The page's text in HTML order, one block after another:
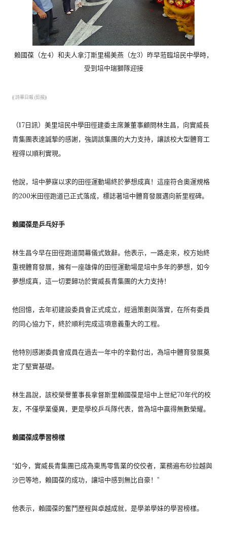
賴國葆（左4）和夫人拿汀斯里楊美燕（左3） 昨早蒞臨培民中學時，
受到培中瑞獅隊迎接
(( 詩華日報 (剪报))
（17日訊） 美里培民中學田徑建委主席兼董事顧問林生昌， 向實威長
青集團表達誠摯的感謝，強調該集團的大力支持， 讓該校大型體育工
程得以順利實現。
他說，培中夢寐以求的田徑運動場終於夢想成真！ 這座符合奧運規格
的200米田徑跑道已正式落成， 標誌著培中體育發展邁向新里程碑。
賴國葆是乒乓好手
林生昌今早在田徑跑道開幕儀式致辭。他表示，一路走來， 校方始終
重視體育發展， 擁有一座雄偉的田徑運動場是培中多年的夢想，如今
夢想成真， 這一切要歸功於實威長青集團的大力支持！
他回憶，去年初建設委員會正式成立，經過策劃與落實， 在所有委員
的同心協力下，終於順利完成這項意義重大的工程。
他特別感謝委員會成員在過去一年中的辛勤付出， 為培中體育發展奠
定了堅實基礎。
林生昌說， 該校榮譽董事長拿督斯里賴國葆是培中上世紀70年代的校
友， 不僅學業優異，更是學校乒乓隊代表，曾為培中贏得無數榮耀。
賴國葆成學習榜樣
“如今，實威長青集團已成為東馬零售業的佼佼者， 業務遍布砂拉越與
沙巴等地，賴國葆的成功，讓培中感到無比自豪！ ”
他表示，賴國葆的奮鬥歷程與卓越成就，是學弟學妹的學習榜樣。